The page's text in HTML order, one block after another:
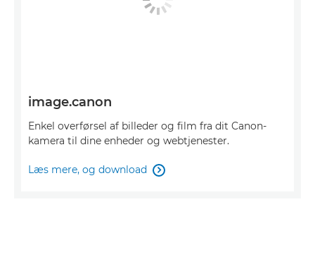
image.canon
Enkel overførsel af billeder og film fra dit Canon-
kamera til dine enheder og webtjenester.
Læs mere, og download 